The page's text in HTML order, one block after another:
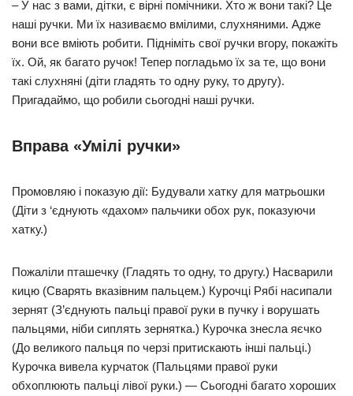
– У нас з вами, дітки, є вірні помічники. Хто ж вони такі? Це
наші ручки. Ми їх називаємо вмілими, слухняними. Адже
вони все вміють робити. Підніміть свої ручки вгору, покажіть
їх. Ой, як багато ручок! Тепер погладьмо їх за те, що вони
такі слухняні (діти гладять то одну руку, то другу).
Пригадаймо, що робили сьогодні наші ручки.
Вправа «Умілі ручки»
Промовляю і показую дії: Будували хатку для матрьошки
(Діти з ‘єднують «дахом» пальчики обох рук, показуючи
хатку.)
Пожаліли пташечку (Гладять то одну, то другу.) Насварили
кицю (Сварять вказівним пальцем.) Курочці Рябі насипали
зернят (З’єднують пальці правої руки в пучку і ворушать
пальцями, ніби сиплять зернятка.) Курочка знесла яєчко
(До великого пальця по черзі притискають інші пальці.)
Курочка вивела курчаток (Пальцями правої руки
обхоплюють пальці лівої руки.) — Сьогодні багато хороших